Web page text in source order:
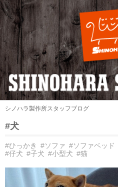
シノハラ製作所スタッフブログ
#犬
#ひっかき #ソファ #ソファベッド
#仔犬 #子犬 #小型犬 #猫